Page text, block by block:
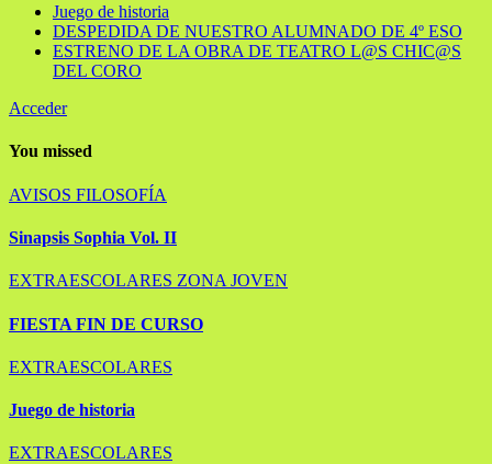
Juego de historia
DESPEDIDA DE NUESTRO ALUMNADO DE 4º ESO
ESTRENO DE LA OBRA DE TEATRO L@S CHIC@S
DEL CORO
Acceder
You missed
AVISOS FILOSOFÍA
Sinapsis Sophia Vol. II
EXTRAESCOLARES ZONA JOVEN
FIESTA FIN DE CURSO
EXTRAESCOLARES
Juego de historia
EXTRAESCOLARES